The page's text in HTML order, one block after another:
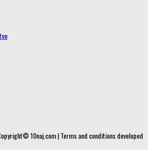
10naj.com | Terms and conditions developed